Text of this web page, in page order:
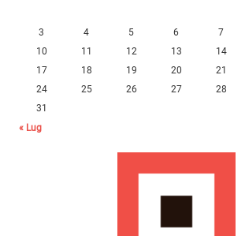
3
4 5 6 7
10
11 12 13 14
17
18 19 20 21
24
25 26 27 28
31
« Lug